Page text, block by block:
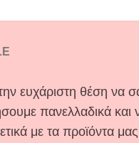
€49.90.είναι:
ευχάριστη θέση να
πανελλαδικά και
με τα προϊόντα